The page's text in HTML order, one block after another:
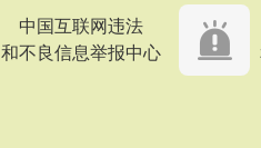
中国互联网违法
和不良信息举报中心